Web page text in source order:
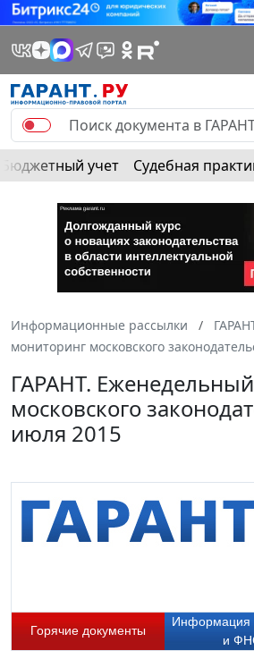
Бюджетный учет Судебная
Информационные рассылки
мониторинг московского
ГАРАНТ.
московского
июля 2015
Горячие документы
и